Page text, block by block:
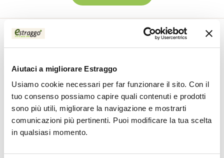
Aiutaci a migliorare Estraggo
Usiamo cookie necessari per far funzionare il sito. Con il
tuo consenso possiamo capire quali contenuti e prodotti
sono più utili, migliorare la navigazione e mostrarti
comunicazioni più pertinenti. Puoi modificare la tua scelta
in qualsiasi momento.
Besorgen